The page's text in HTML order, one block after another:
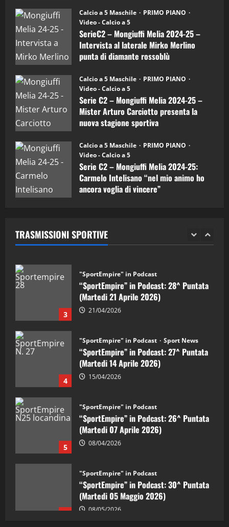
6)
–
Intervista
a
mister
Arturo
Carciotto
(Mongiuffi
Calcio a 5 Maschile
PRIMO PIANO
Video - Calcio a 5
SerieC2 – Mongiuffi Melia 2024-25 –
Intervista al laterale Mirko Merlino
punta di diamante rossoblù
Calcio a 5 Maschile
PRIMO PIANO
Video - Calcio a 5
Serie C2 – Mongiuffi Melia 2024-25 –
Mister Arturo Carciotto presenta la
nuova stagione sportiva
Calcio a 5 Maschile
PRIMO PIANO
Video - Calcio a 5
Serie C2 – Mongiuffi Melia 2024-25:
Carmelo Intelisano “nel mio animo ho
ancora voglia di vincere”
TRASMISSIONI SPORTIVE
“SportEmpire” in Podcast: 27^ Puntata
(Martedi 14 Aprile 2026)
15/04/2026
5
“SportEmpire” in Podcast: 26^ Puntata
(Martedi 07 Aprile 2026)
08/04/2026
“SportEmpire” in Podcast: 30^ Puntata
(Martedi 05 Maggio 2026)
08/05/2026
2 28/04/2026
“SportEmpire” in Podcast: 28^ Puntata
(Martedi 21 Aprile 2026)
21/04/2026
“SportEmpire” in Podcast: 27^ Puntata
(Martedi 14 Aprile 2026)
15/04/2026
“SportEmpire” in Podcast: 26^ Puntata
(Martedi 07 Aprile 2026)
08/04/2026
“SportEmpire” in Podcast: 30^ Puntata
(Martedi 05 Maggio 2026)
08/05/2026